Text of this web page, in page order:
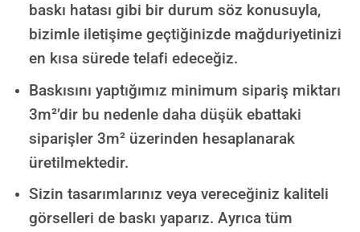
baskı hatası gibi bir durum söz konusuyla,
bizimle iletişime geçtiğinizde mağduriyetinizi
en kısa sürede telafi edeceğiz.
Baskısını yaptığımız minimum sipariş miktarı
3m²’dir bu nedenle daha düşük ebattaki
siparişler 3m² üzerinden hesaplanarak
üretilmektedir.
Sizin tasarımlarınız veya vereceğiniz kaliteli
görselleri de baskı yaparız. Ayrıca tüm